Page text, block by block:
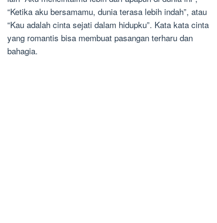
“Ketika aku bersamamu, dunia terasa lebih indah”, atau
“Kau adalah cinta sejati dalam hidupku”. Kata kata cinta
yang romantis bisa membuat pasangan terharu dan
bahagia.